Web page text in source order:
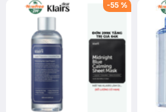
-55 %